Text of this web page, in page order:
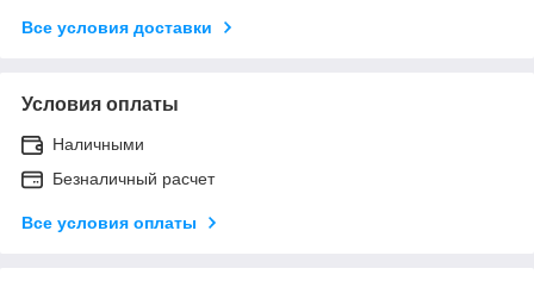
Все условия доставки
Условия оплаты
Наличными
Безналичный расчет
Все условия оплаты